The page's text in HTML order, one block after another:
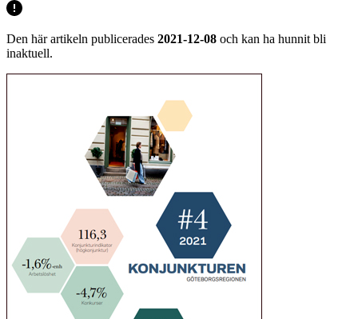
Den här artikeln publicerades 2021-12-08 och kan ha hunnit bli
inaktuell.